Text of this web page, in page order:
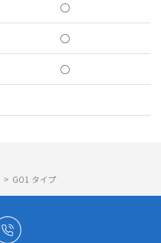
◯
◯
◯
> GO1 タイプ